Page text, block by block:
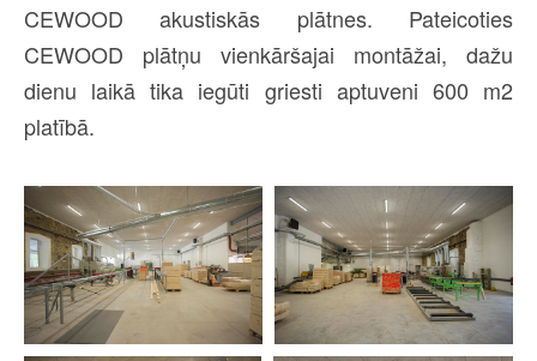
CEWOOD akustiskās plātnes. Pateicoties
CEWOOD plātņu vienkāršajai montāžai, dažu
dienu laikā tika iegūti griesti aptuveni 600 m2
platībā.